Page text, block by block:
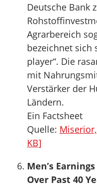
Deutsche Bank
Agrarbereich
bezeichnet sich
player“. Die
mit
Verstärker der
Ländern.
Ein Factsheet
Quelle:
KB]
Men’s
Over Past 40